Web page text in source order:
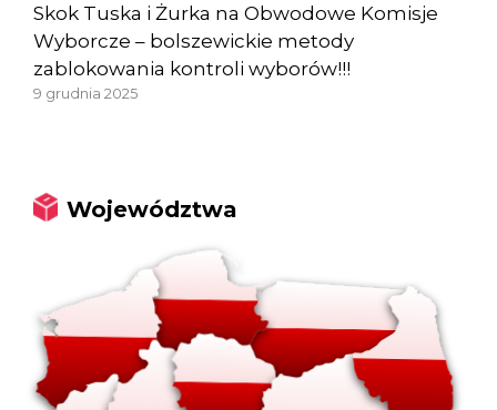
Skok Tuska i Żurka na Obwodowe Komisje
Wyborcze – bolszewickie metody
zablokowania kontroli wyborów!!!
9 grudnia 2025
Województwa